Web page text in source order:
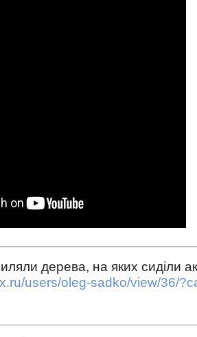
дерева, на яких сиділи
users/oleg-sadko/view/36/